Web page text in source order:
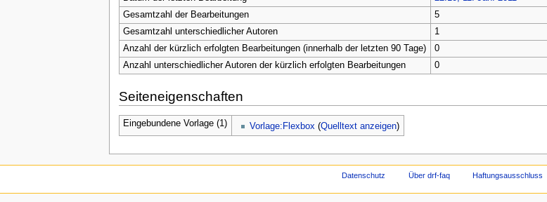
Gesamtzahl der Bearbeitungen
5
Gesamtzahl unterschiedlicher Autoren
1
Anzahl der kürzlich erfolgten Bearbeitungen (innerhalb der letzten 90 Tage)
0
Anzahl unterschiedlicher Autoren der kürzlich erfolgten Bearbeitungen
0
Seiteneigenschaften
Eingebundene Vorlage (1) Vorlage:Flexbox (Quelltext anzeigen)
Datenschutz Über drf-faq Haftungsausschluss